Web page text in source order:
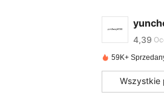
4,39
4,39
59K+
Wszystkie